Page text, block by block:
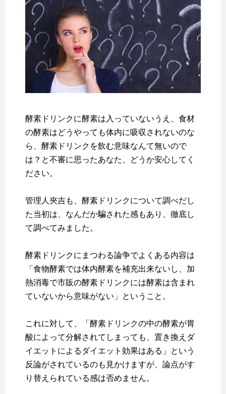
酵素ドリンクに酵素は入っていないうえ、食材
の酵素はどうやっても体内に吸収されないのな
ら、酵素ドリンクを飲む意味なんて無いので
は？と不審に思ったあなた、どうか安心してく
ださい。
管理人夾吉も、酵素ドリンクについて調べだし
た当初は、なんだか騙された感もあり、徹底し
て調べてみました。
酵素ドリンクにまつわる論争でよくある内容は
「食物酵素では体内酵素を補充出来ないし、加
熱消毒で市販の酵素ドリンクには酵素は含まれ
ていないから意味がない」ということ。
これに対して、「酵素ドリンクの中の酵素が胃
酸によって分解されてしまっても、置き換えダ
イエットによるダイエット効果はある」という
反論がされているのも見かけますが、論点がす
り替えられている感は否めません。